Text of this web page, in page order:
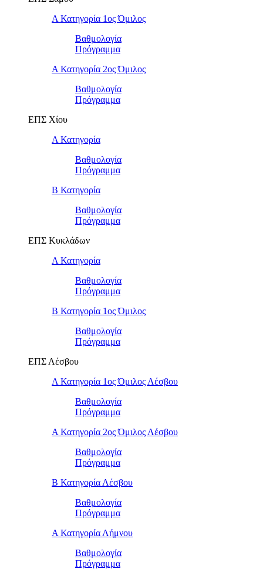
Α Κατηγορία 1ος Όμιλος
Βαθμολογία
Πρόγραμμα
Α Κατηγορία 2ος Όμιλος
Βαθμολογία
Πρόγραμμα
ΕΠΣ Χίου
Α Κατηγορία
Βαθμολογία
Πρόγραμμα
Β Κατηγορία
Βαθμολογία
Πρόγραμμα
ΕΠΣ Κυκλάδων
Α Κατηγορία
Βαθμολογία
Πρόγραμμα
Β Κατηγορία 1ος Όμιλος
Βαθμολογία
Πρόγραμμα
ΕΠΣ Λέσβου
Α Κατηγορία 1ος Όμιλος Λέσβου
Βαθμολογία
Πρόγραμμα
Α Κατηγορία 2ος Όμιλος Λέσβου
Βαθμολογία
Πρόγραμμα
B Κατηγορία Λέσβου
Βαθμολογία
Πρόγραμμα
Α Κατηγορία Λήμνου
Βαθμολογία
Πρόγραμμα